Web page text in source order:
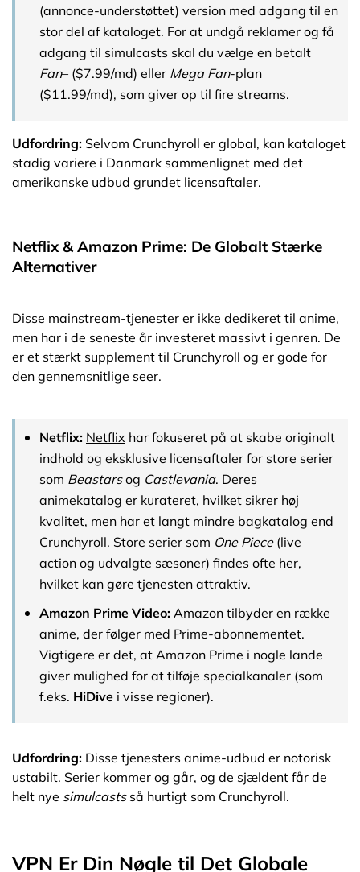
(annonce-understøttet) version med adgang til en
stor del af kataloget. For at undgå reklamer og få
adgang til simulcasts skal du vælge en betalt
Fan– ($7.99/md) eller Mega Fan-plan
($11.99/md), som giver op til fire streams.
Udfordring: Selvom Crunchyroll er global, kan kataloget
stadig variere i Danmark sammenlignet med det
amerikanske udbud grundet licensaftaler.
Netflix & Amazon Prime: De Globalt Stærke
Alternativer
Disse mainstream-tjenester er ikke dedikeret til anime,
men har i de seneste år investeret massivt i genren. De
er et stærkt supplement til Crunchyroll og er gode for
den gennemsnitlige seer.
Netflix: Netflix har fokuseret på at skabe originalt
indhold og eksklusive licensaftaler for store serier
som Beastarsog Castlevania. Deres
animekatalog er kurateret, hvilket sikrer høj
kvalitet, men har et langt mindre bagkatalog end
Crunchyroll. Store serier som One Piece(live
action og udvalgte sæsoner) findes ofte her,
hvilket kan gøre tjenesten attraktiv.
Amazon Prime Video: Amazon tilbyder en række
anime, der følger med Prime-abonnementet.
Vigtigere er det, at Amazon Prime i nogle lande
giver mulighed for at tilføje specialkanaler (som
f.eks. HiDive i visse regioner).
Udfordring: Disse tjenesters anime-udbud er notorisk
ustabilt. Serier kommer og går, og de sjældent får de
helt nye simulcastsså hurtigt som Crunchyroll.
VPN Er Din Nøgle til Det Globale